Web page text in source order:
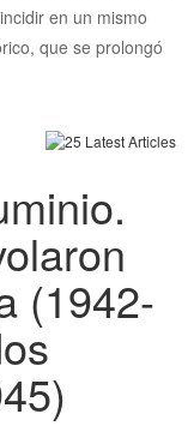
en un mismo
que se prolongó
(1942-